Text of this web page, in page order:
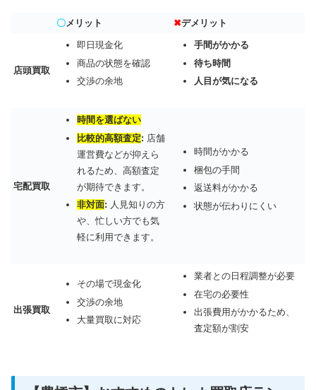
〇 メリット ✖デメリット
店頭買取
即日現金化
商品の状態を確認
交渉の余地
手間がかかる
待ち時間
人目が気になる
宅配買取
時間を選ばない
比較的高額査定: 店舗
運営費などが抑えら
れるため、高額査定
が期待できます。
非対面: 人見知りの方
や、忙しい方でも気
軽に利用できます。
時間がかかる
梱包の手間
返送料がかかる
状態が伝わりにくい
出張買取
その場で現金化
交渉の余地
大量買取に対応
業者との日程調整が必要
在宅の必要性
出張費用がかかるため、
査定額が割安